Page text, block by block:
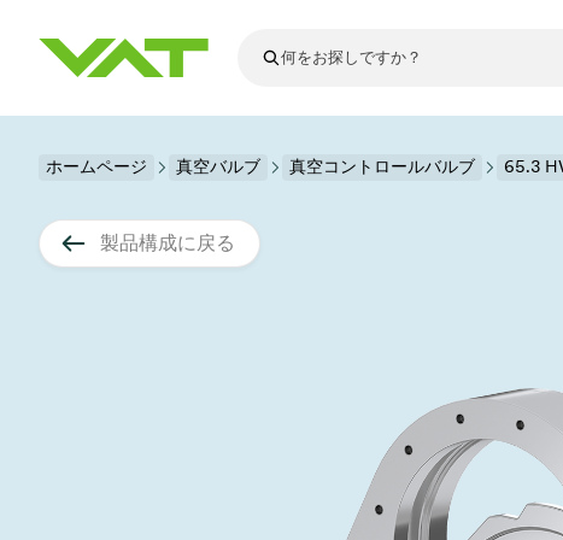
最新ニュース すべてのニュースを見る
Semicon India 2026で精密技術
9月 2, 2026
Semicon
VATについて
真空バルブ
真空ゲートバル
真空アングルバ
真空バタフライ
真空振り子式バ
真空モジュール
基板搬送
サブファブシス
スパッタリング
薄膜封止(CVD)
OLED 蒸着
科学機器と医学
コーティング
産業分野
真空輸送
バッテリー製造
結晶成長
発電
サブファブシステ
高エネルギー物理
標準修理サービ
固定価格修理サ
VATサービスセン
Shares and debt
コーポレートガ
General Meeting
Event calendar
ホームページ 真空バルブ 真空コントロールバルブ 65.3
製品構成に戻る